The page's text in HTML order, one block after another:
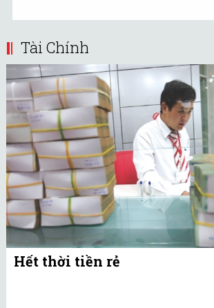
Tài Chính
Hết thời tiền rẻ